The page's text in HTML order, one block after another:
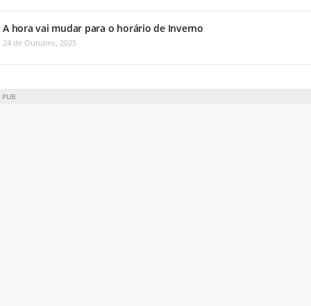
A hora vai mudar para o horário de Inverno
24 de Outubro, 2025
PUB